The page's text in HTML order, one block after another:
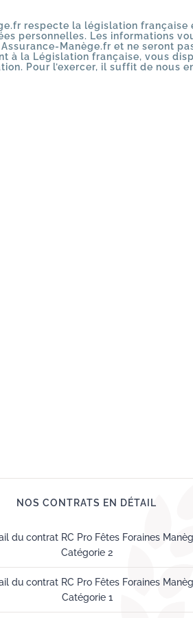
respecte la législation française
personnelles. Les informations
Manège.fr et ne seront
à la Législation française, vous
Pour l’exercer, il suffit de nous
NOS CONTRATS EN DÉTAIL
du contrat RC Pro Fêtes Foraines
Catégorie 2
du contrat RC Pro Fêtes Foraines
Catégorie 1